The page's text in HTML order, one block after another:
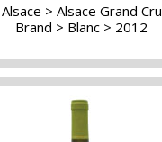
Alsace
Alsace Grand Cru
Brand
Blanc 2012